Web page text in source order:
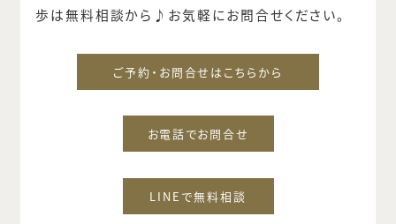
歩は無料相談から♪お気軽にお問合せください。
ご予約・お問合せはこちらから
お電話でお問合せ
LINEで無料相談